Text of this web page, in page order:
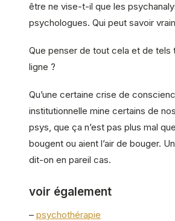
être ne vise-t-il que les
psychologues. Qui peut savoir
Que penser de tout cela et de tels
ligne ?
Qu’une certaine crise de
institutionnelle mine certains de
psys, que ça n’est pas plus mal
bougent ou aient l’air de bouger.
dit-on en pareil cas.
voir également
– psychothérapie